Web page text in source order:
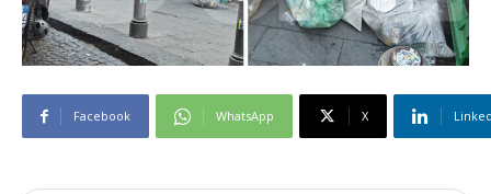
Facebook WhatsApp X